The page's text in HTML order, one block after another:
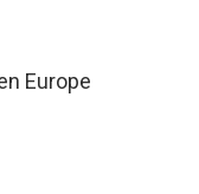
Europe